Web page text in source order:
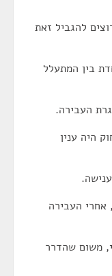
להגביל זאת
בין המתעלל
העבירה.
היה ענין
אחרי העבירה
משום שהדרר